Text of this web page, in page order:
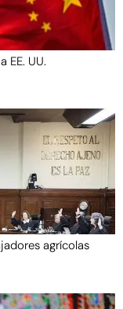
EE. UU.
agrícolas